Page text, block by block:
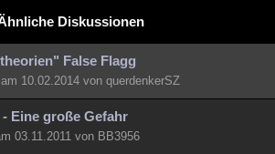
Diskussionen
False Flagg
10.02.2014 von querdenkerSZ
Eine große Gefahr
03.11.2011 von BB3956